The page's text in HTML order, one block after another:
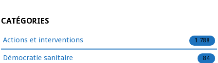
CATÉGORIES
Actions et interventions 1 788
Démocratie sanitaire 84